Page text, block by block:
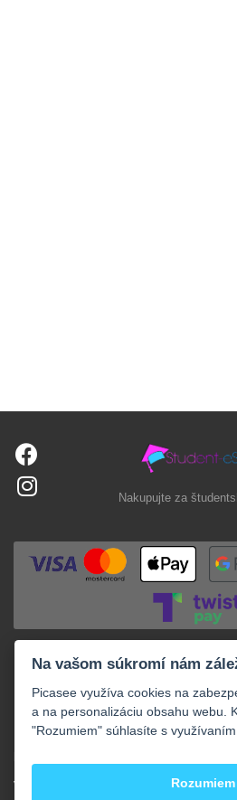
Nakupujte za
VAŠE OBJEDNÁVKY
Na vašom súkromí nám
Picasee využíva cookies na
a na personalizáciu obsahu webu.
"Rozumiem" súhlasíte s
Rozumiem